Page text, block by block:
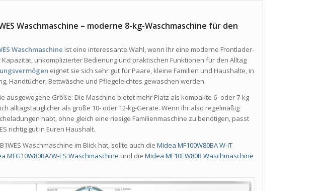
Waschmaschine – moderne 8-kg-Waschmaschine für den
Waschmaschine ist eine interessante Wahl, wenn Ihr eine moderne Frontlader-
Kapazität, unkomplizierter Bedienung und praktischen Funktionen für den Alltag
eignet sie sich sehr gut für Paare, kleine Familien und Haushalte, in
Handtücher, Bettwäsche und Pflegeleichtes gewaschen werden.
ausgewogene Größe: Die Maschine bietet mehr Platz als kompakte 6- oder 7-kg-
alltagstauglicher als große 10- oder 12-kg-Geräte. Wenn Ihr also regelmäßig
habt, ohne gleich eine riesige Familienmaschine zu benötigen, passt
richtig gut in Euren Haushalt.
Waschmaschine im Blick hat, sollte auch dieMidea MF100W80BA W-IT
MFG10W80BA/W-ES Waschmaschine und dieMidea MF10EW80B Waschmaschine